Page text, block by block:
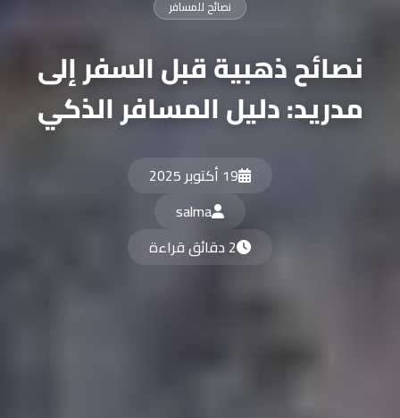
نصائح للمسافر
نصائح ذهبية قبل السفر إلى
مدريد: دليل المسافر الذكي
19 أكتوبر 2025
salma
2 دقائق قراءة